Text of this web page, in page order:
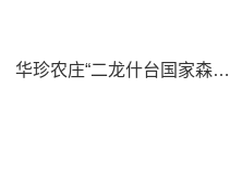
华珍农庄“二龙什台国家森林公园研学旅游精品线路”